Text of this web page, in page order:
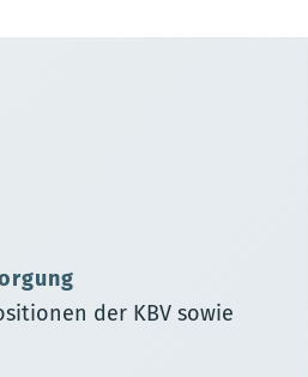
der KBV sowie